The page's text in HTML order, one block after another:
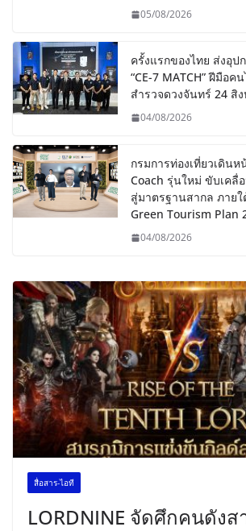
05/08/2026
ครั้งแรกของไทย ส่งอุ
“CE-7 MATCH” ฝีมือค
สำรวจดวงจันทร์ 24 สิ
04/08/2026
กรมการท่องเที่ยวเดินห
Coach รุ่นใหม่ ขับเคลื่
สู่มาตรฐานสากล ภาย
Green Tourism Plan
04/08/2026
สื่อสาร-ไอที
LORDNINE จัดศึกคนดังส